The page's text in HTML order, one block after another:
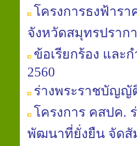
โครงการธงฟ้าร
จังหวัดสมุทรปราก
ข้อเรียกร้อง และ
2560
ร่างพระราชบัญญั
โครงการ คสปค.
พัฒนาที่ยั่งยืน จัดสั